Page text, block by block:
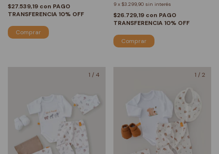
$27.539,19 con PAGO
TRANSFERENCIA 10% OFF
Comprar
9 x $3.299,90 sin interés
$26.729,19 con PAGO
TRANSFERENCIA 10% OFF
Comprar
1 / 4 1 / 2